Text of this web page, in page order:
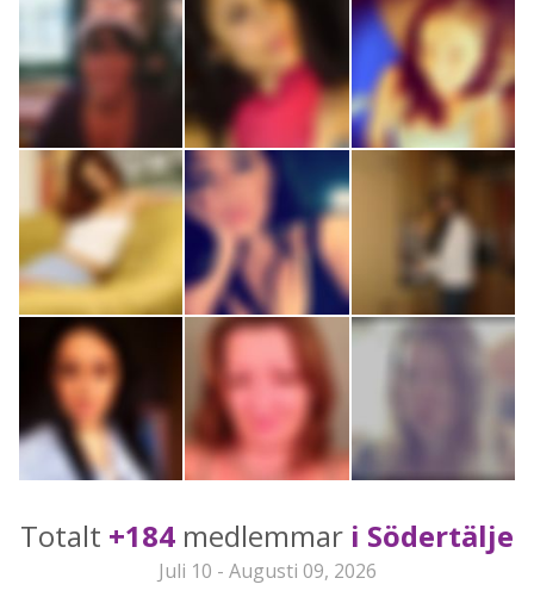
Totalt +184 medlemmar i Södertälje
Juli 10 - Augusti 09, 2026